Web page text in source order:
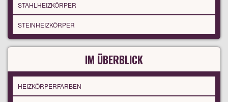
STAHLHEIZKÖRPER
STEINHEIZKÖRPER
IM ÜBERBLICK
HEIZKÖRPERFARBEN